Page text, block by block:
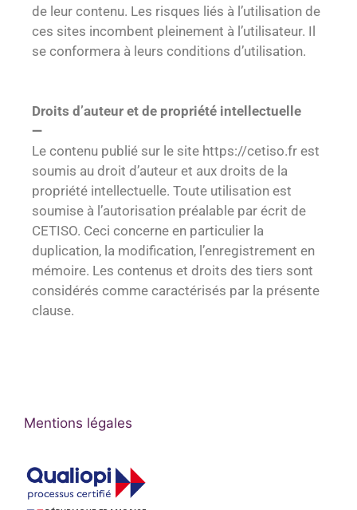
de leur contenu. Les risques liés à l’utilisation de
ces sites incombent pleinement à l’utilisateur. Il
se conformera à leurs conditions d’utilisation.
Droits d’auteur et de propriété intellectuelle
—
Le contenu publié sur le site https://cetiso.fr est
soumis au droit d’auteur et aux droits de la
propriété intellectuelle. Toute utilisation est
soumise à l’autorisation préalable par écrit de
CETISO. Ceci concerne en particulier la
duplication, la modification, l’enregistrement en
mémoire. Les contenus et droits des tiers sont
considérés comme caractérisés par la présente
clause.
Mentions légales